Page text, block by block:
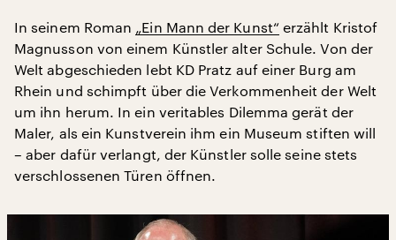
In seinem Roman „Ein Mann der Kunst“ erzählt Kristof
Magnusson von einem Künstler alter Schule. Von der
Welt abgeschieden lebt KD Pratz auf einer Burg am
Rhein und schimpft über die Verkommenheit der Welt
um ihn herum. In ein veritables Dilemma gerät der
Maler, als ein Kunstverein ihm ein Museum stiften will
– aber dafür verlangt, der Künstler solle seine stets
verschlossenen Türen öffnen.